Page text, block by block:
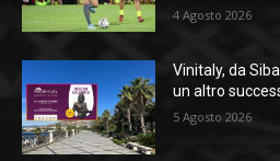
4 Agosto 2026
Vinitaly, da
un altro
5 Agosto 2026